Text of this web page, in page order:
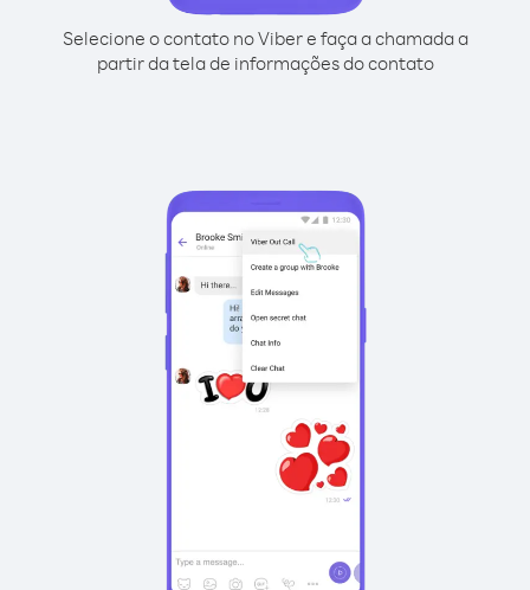
Selecione o contato no Viber e faça a chamada a
partir da tela de informações do contato